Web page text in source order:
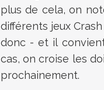
plus de cela, on
différents jeux
donc - et il
cas, on croise les
prochainement.